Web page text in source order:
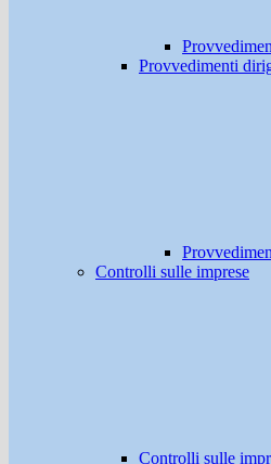
Provvedimenti
Controlli sulle imprese
Controlli sulle